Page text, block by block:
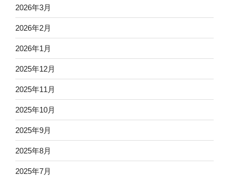
2026年3月
2026年2月
2026年1月
2025年12月
2025年11月
2025年10月
2025年9月
2025年8月
2025年7月